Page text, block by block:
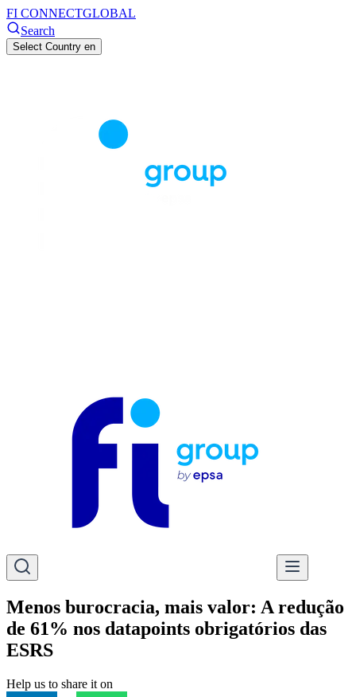
FI CONNECTGLOBAL
Search
Select Country en
Menos burocracia, mais valor: A redução
de 61% nos datapoints obrigatórios das
ESRS
Help us to share it on